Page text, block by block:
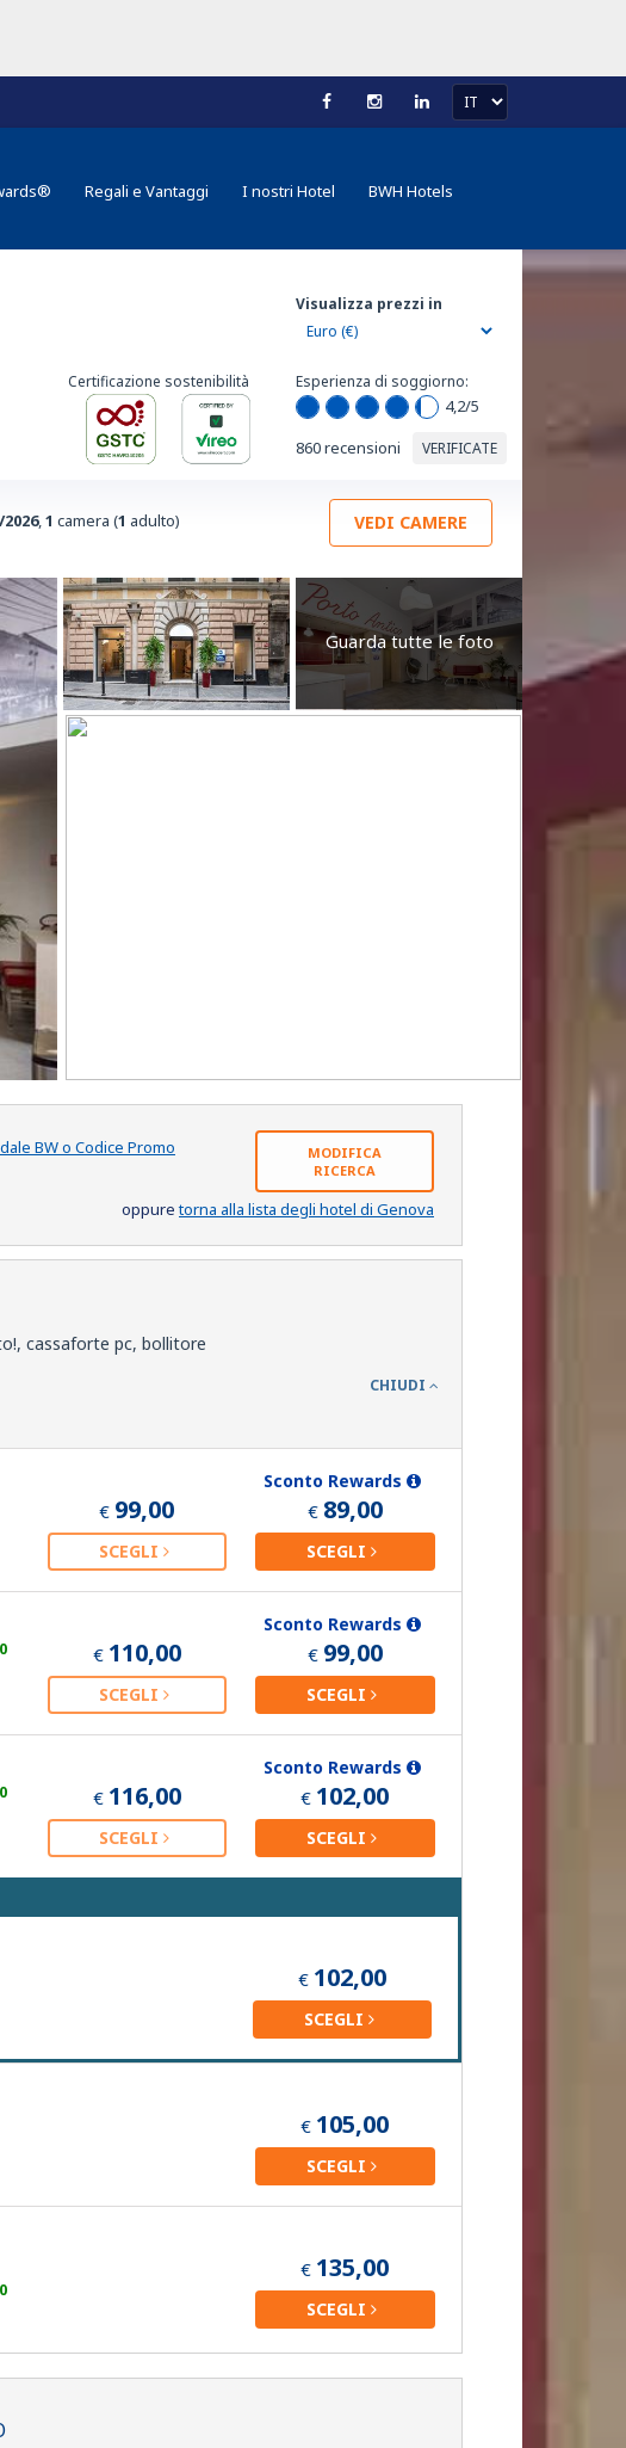
Regali e Vantaggi I nostri Hotel BWH Hotels
Visualizza prezzi in
Certificazione sostenibilità Esperienza di soggiorno:
4,2/5
860 recensioni
VERIFICATE
,1 camera (1 adulto) VEDI CAMERE
Guarda tutte le foto
BW o Codice Promo
MODIFICA
RICERCA
oppuretorna alla lista degli hotel di Genova
cassaforte pc, bollitore
CHIUDI
€ 99,00
SCEGLI
Sconto Rewards
€ 89,00
SCEGLI
€ 110,00
SCEGLI
Sconto Rewards
€ 99,00
SCEGLI
€ 116,00
SCEGLI
Sconto Rewards
€ 102,00
SCEGLI
€ 102,00
SCEGLI
€ 105,00
SCEGLI
€ 135,00
SCEGLI